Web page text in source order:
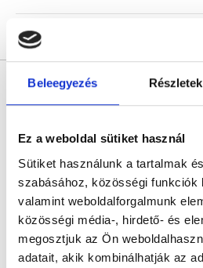
Beleegyezés Részletek
Ez a weboldal sütiket használ
Sütiket használunk a tartalmak
szabásához, közösségi funkciók
valamint weboldalforgalmunk
közösségi média-, hirdető- és
megosztjuk az Ön
adatait, akik kombinálhatják az
orvos, aki jogszabályok szerinti
szolgáltató szakorvosa az első
felelősségét kizárja esetleges
Főoldal Radiológus